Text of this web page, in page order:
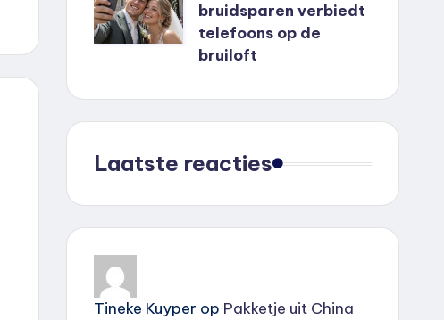
bruidsparen verbiedt
telefoons op de
bruiloft
Laatste reacties
Tineke Kuyper op Pakketje uit China